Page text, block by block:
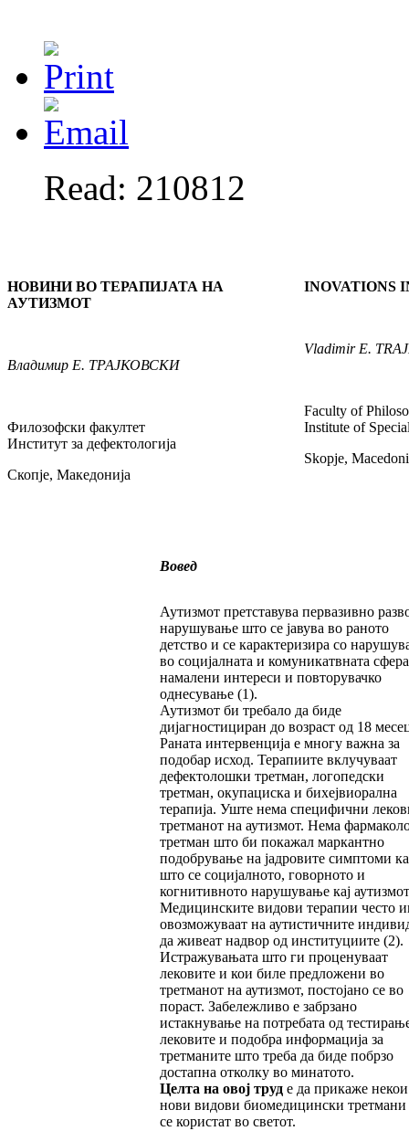
Read: 210812
НОВИНИ ВО ТЕРАПИЈАТА НА
АУТИЗМОТ
Владимир Е. ТРАЈКОВСКИ
Филозофски факултет
Институт за дефектологија
Скопје, Македонија
INOVATIONS
Vladimir E.
Faculty of
Institute of
Skopje,
Вовед
Аутизмот претставува первазивно
нарушување што се јавува во раното
детство и се карактеризира со
во социјалната и комуникатвната
намалени интереси и повторувачко
однесување (1).
Аутизмот би требало да биде
дијагностициран до возраст од 18
Раната интервенција е многу важна за
подобар исход. Терапиите вклучуваат
дефектолошки третман, логопедски
третман, окупациска и бихејвиорална
терапија. Уште нема специфични
третманот на аутизмот. Нема
третман што би покажал маркантно
подобрување на јадровите симптоми
што се социјалното, говорното и
когнитивното нарушување кај
Медицинските видови терапии често
овозможуваат на аутистичните
да живеат надвор од институциите (2).
Истражувањата што ги проценуваат
лековите и кои биле предложени во
третманот на аутизмот, постојано се во
пораст. Забележливо е забрзано
истакнување на потребата од
лековите и подобра информација за
третманите што треба да биде побрзо
достапна отколку во минатото.
Целта на овој труде да прикаже некои
нови видови биомедицински
се користат во светот.